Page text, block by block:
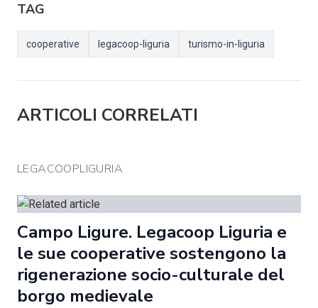
TAG
cooperative legacoop-liguria turismo-in-liguria
ARTICOLI CORRELATI
LEGACOOPLIGURIA
Campo Ligure. Legacoop Liguria e
le sue cooperative sostengono la
rigenerazione socio-culturale del
borgo medievale